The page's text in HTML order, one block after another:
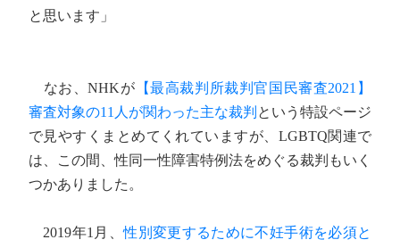
と思います」
なお、NHKが 【最高裁判所裁判官国民審査2021】
審査対象の11人が関わった主な裁判 という特設ページ
で見やすくまとめてくれていますが、LGBTQ関連で
は、この間、性同一性障害特例法をめぐる裁判もいく
つかありました。
2019年1月、性別変更するために不妊手術を必須と